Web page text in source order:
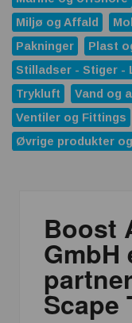
Miljø og Affald
Pakninger
Plast
Stilladser - Stiger -
Trykluft
Vand og
Ventiler og Fittings
Øvrige produkter
Boost
GmbH
Scape